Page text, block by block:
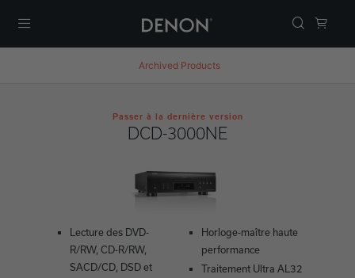
Archived Products
Passer à la dernière version
DCD-3000NE
Lecture des DVD-
R/RW, CD-R/RW,
SACD/CD, DSD et
Horloge-maître haute
performance
Traitement Ultra AL32